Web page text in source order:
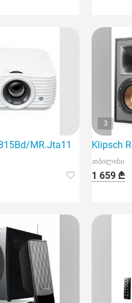
MR.Jta11.001
3
Klipsch
თბილისი
1 659 ₾